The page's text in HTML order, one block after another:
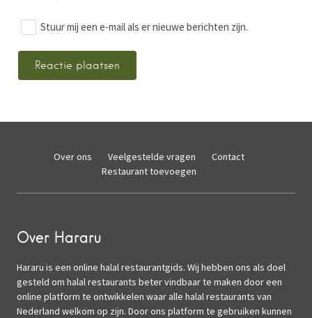
Stuur mij een e-mail als er nieuwe berichten zijn.
Over ons Veelgestelde vragen
Contact
Restaurant toevoegen
Over Hararu
Hararu is een online halal restaurantgids. Wij hebben ons als doel
gesteld om halal restaurants beter vindbaar te maken door een
online platform te ontwikkelen waar alle halal restaurants van
Nederland welkom op zijn. Door ons platform te gebruiken kunnen